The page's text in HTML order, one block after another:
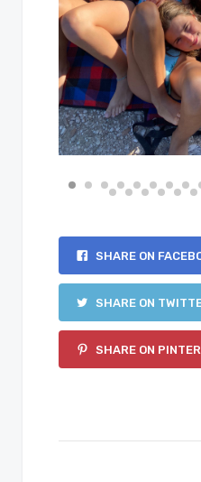
SHARE ON
SHARE ON
SHARE ON